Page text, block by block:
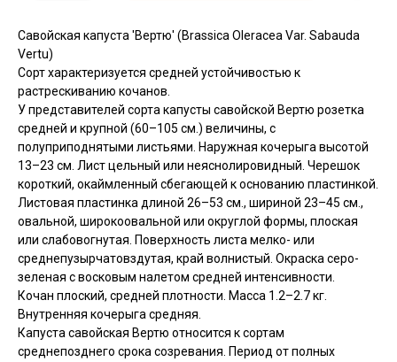
Савойская капуста 'Вертю' (Brassica Oleracea Var. Sabauda
Vertu)
Сорт характеризуется средней устойчивостью к
растрескиванию кочанов.
У представителей сорта капусты савойской Вертю розетка
средней и крупной (60–105 см.) величины, с
полуприподнятыми листьями. Наружная кочерыга высотой
13–23 см. Лист цельный или неяснолировидный. Черешок
короткий, окаймленный сбегающей к основанию пластинкой.
Листовая пластинка длиной 26–53 см., шириной 23–45 см.,
овальной, широкоовальной или округлой формы, плоская
или слабовогнутая. Поверхность листа мелко- или
среднепузырчатовздутая, край волнистый. Окраска серо-
зеленая с восковым налетом средней интенсивности.
Кочан плоский, средней плотности. Масса 1.2–2.7 кг.
Внутренняя кочерыга средняя.
Капуста савойская Вертю относится к сортам
среднепозднего срока созревания. Период от полных